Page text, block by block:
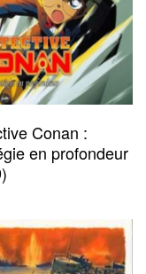
Conan :
en profondeur